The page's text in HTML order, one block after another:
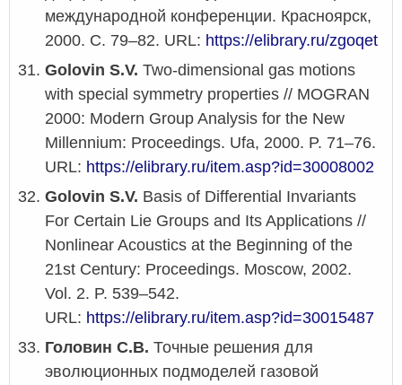
международной конференции. Красноярск,
2000. С. 79–82. URL: https://elibrary.ru/zgoqet
Golovin S.V. Two-dimensional gas motions
with special symmetry properties // MOGRAN
2000: Modern Group Analysis for the New
Millennium: Proceedings. Ufa, 2000. P. 71–76.
URL: https://elibrary.ru/item.asp?id=30008002
Golovin S.V. Basis of Differential Invariants
For Certain Lie Groups and Its Applications //
Nonlinear Acoustics at the Beginning of the
21st Century: Proceedings. Moscow, 2002.
Vol. 2. P. 539–542.
URL: https://elibrary.ru/item.asp?id=30015487
Головин С.В. Точные решения для
эволюционных подмоделей газовой